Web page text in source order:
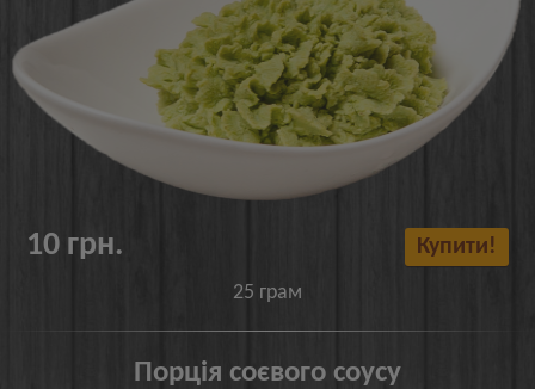
10 грн. Купити!
25 грам
Порція соєвого соусу